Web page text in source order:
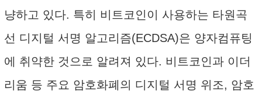
냥하고 있다. 특히 비트코인이 사용하는 타원곡
선 디지털 서명 알고리즘(ECDSA)은 양자컴퓨팅
에 취약한 것으로 알려져 있다. 비트코인과 이더
리움 등 주요 암호화폐의 디지털 서명 위조, 암호